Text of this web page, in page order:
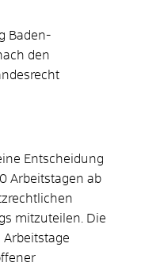
Baden-
den
Entscheidung
Arbeitstagen ab
mitzuteilen. Die